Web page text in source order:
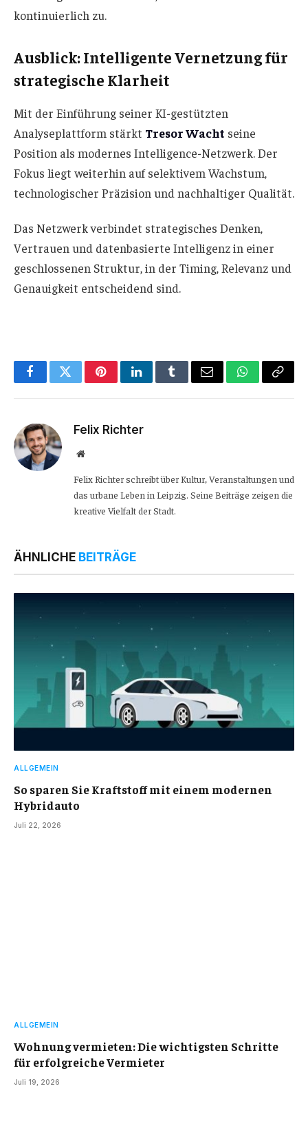
kontinuierlich zu.
Ausblick: Intelligente Vernetzung für
strategische Klarheit
Mit der Einführung seiner KI-gestützten
Analyseplattform stärkt Tresor Wacht seine
Position als modernes Intelligence-Netzwerk. Der
Fokus liegt weiterhin auf selektivem Wachstum,
technologischer Präzision und nachhaltiger Qualität.
Das Netzwerk verbindet strategisches Denken,
Vertrauen und datenbasierte Intelligenz in einer
geschlossenen Struktur, in der Timing, Relevanz und
Genauigkeit entscheidend sind.
FacebookTwitterPinterestLinkedInTumblrEmail WhatsApp
Copy
Felix Richter
Website
Felix Richter schreibt über Kultur, Veranstaltungen und
das urbane Leben in Leipzig. Seine Beiträge zeigen die
kreative Vielfalt der Stadt.
ÄHNLICHE BEITRÄGE
ALLGEMEIN
So sparen Sie Kraftstoff mit einem modernen
Hybridauto
Juli 22, 2026
ALLGEMEIN
Wohnung vermieten: Die wichtigsten Schritte
für erfolgreiche Vermieter
Juli 19, 2026